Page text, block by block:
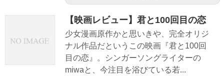
【映画レビュー】君と100回目の恋
少女漫画原作かと思いきや、完全オリジ
ナル作品だというこの映画『君と100回
目の恋』。シンガーソングライターの
miwaと、今注目を浴びている若...